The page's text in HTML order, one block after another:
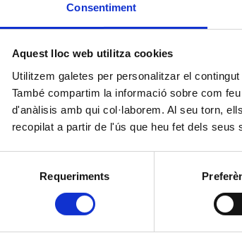
Consentiment
Aquest lloc web utilitza cookies
Utilitzem galetes per personalitzar el
També compartim la informació sobre com
d'anàlisis amb qui col·laborem. Al seu torn,
recopilat a partir de l'ús que heu fet dels seus
consentiment
Requeriments
- BENZINERES
- LOCUTORIS
- TRANSPORTS
- VETERINARIS
- CARBÒNIQUES -
DISTRIBUCIÓ BEGUDES
- ARQUITECTES
- FRUITERIA
- GELATERIES
- MOTONÀUTIQUES -